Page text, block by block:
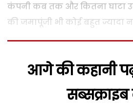
कंपनी कब तक और कितना घाटा
की जमापूंजी भी कोई बहुत ज्यादा
आगे की कहानी